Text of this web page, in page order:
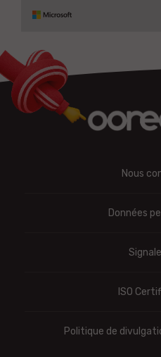
Nous
Données
ISO
Politique de